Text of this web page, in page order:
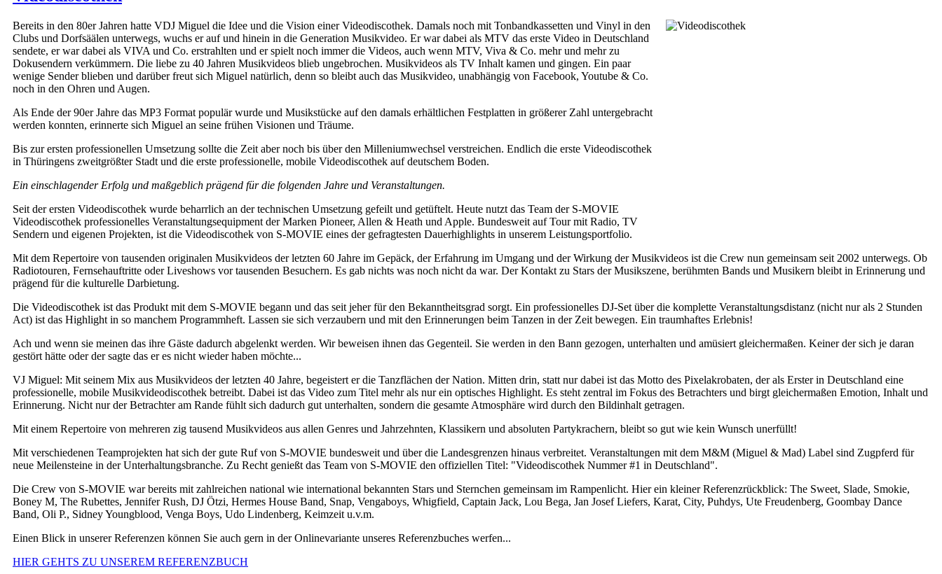
Bereits in den 80er Jahren hatte VDJ Miguel die Idee und die Vision einer Videodiscothek. Damals noch mit Tonbandkassetten und Vinyl in den
Clubs und Dorfsäälen unterwegs, wuchs er auf und hinein in die Generation Musikvideo. Er war dabei als MTV das erste Video in Deutschland
sendete, er war dabei als VIVA und Co. erstrahlten und er spielt noch immer die Videos, auch wenn MTV, Viva & Co. mehr und mehr zu
Dokusendern verkümmern. Die liebe zu 40 Jahren Musikvideos blieb ungebrochen. Musikvideos als TV Inhalt kamen und gingen. Ein paar
wenige Sender blieben und darüber freut sich Miguel natürlich, denn so bleibt auch das Musikvideo, unabhängig von Facebook, Youtube & Co.
noch in den Ohren und Augen.
Als Ende der 90er Jahre das MP3 Format populär wurde und Musikstücke auf den damals erhältlichen Festplatten in größerer Zahl untergebracht
werden konnten, erinnerte sich Miguel an seine frühen Visionen und Träume.
Bis zur ersten professionellen Umsetzung sollte die Zeit aber noch bis über den Milleniumwechsel verstreichen. Endlich die erste Videodiscothek
in Thüringens zweitgrößter Stadt und die erste professionelle, mobile Videodiscothek auf deutschem Boden.
Ein einschlagender Erfolg und maßgeblich prägend für die folgenden Jahre und Veranstaltungen.
Seit der ersten Videodiscothek wurde beharrlich an der technischen Umsetzung gefeilt und getüftelt. Heute nutzt das Team der S-MOVIE
Videodiscothek professionelles Veranstaltungsequipment der Marken Pioneer, Allen & Heath und Apple. Bundesweit auf Tour mit Radio, TV
Sendern und eigenen Projekten, ist die Videodiscothek von S-MOVIE eines der gefragtesten Dauerhighlights in unserem Leistungsportfolio.
Mit dem Repertoire von tausenden originalen Musikvideos der letzten 60 Jahre im Gepäck, der Erfahrung im Umgang und der Wirkung der Musikvideos ist die Crew nun gemeinsam seit 2002 unterwegs. Ob
Radiotouren, Fernsehauftritte oder Liveshows vor tausenden Besuchern. Es gab nichts was noch nicht da war. Der Kontakt zu Stars der Musikszene, berühmten Bands und Musikern bleibt in Erinnerung und
prägend für die kulturelle Darbietung.
Die Videodiscothek ist das Produkt mit dem S-MOVIE begann und das seit jeher für den Bekanntheitsgrad sorgt. Ein professionelles DJ-Set über die komplette Veranstaltungsdistanz (nicht nur als 2 Stunden
Act) ist das Highlight in so manchem Programmheft. Lassen sie sich verzaubern und mit den Erinnerungen beim Tanzen in der Zeit bewegen. Ein traumhaftes Erlebnis!
Ach und wenn sie meinen das ihre Gäste dadurch abgelenkt werden. Wir beweisen ihnen das Gegenteil. Sie werden in den Bann gezogen, unterhalten und amüsiert gleichermaßen. Keiner der sich je daran
gestört hätte oder der sagte das er es nicht wieder haben möchte...
VJ Miguel: Mit seinem Mix aus Musikvideos der letzten 40 Jahre, begeistert er die Tanzflächen der Nation. Mitten drin, statt nur dabei ist das Motto des Pixelakrobaten, der als Erster in Deutschland eine
professionelle, mobile Musikvideodiscothek betreibt. Dabei ist das Video zum Titel mehr als nur ein optisches Highlight. Es steht zentral im Fokus des Betrachters und birgt gleichermaßen Emotion, Inhalt und
Erinnerung. Nicht nur der Betrachter am Rande fühlt sich dadurch gut unterhalten, sondern die gesamte Atmosphäre wird durch den Bildinhalt getragen.
Mit einem Repertoire von mehreren zig tausend Musikvideos aus allen Genres und Jahrzehnten, Klassikern und absoluten Partykrachern, bleibt so gut wie kein Wunsch unerfüllt!
Mit verschiedenen Teamprojekten hat sich der gute Ruf von S-MOVIE bundesweit und über die Landesgrenzen hinaus verbreitet. Veranstaltungen mit dem M&M (Miguel & Mad) Label sind Zugpferd für
neue Meilensteine in der Unterhaltungsbranche. Zu Recht genießt das Team von S-MOVIE den offiziellen Titel: "Videodiscothek Nummer #1 in Deutschland".
Die Crew von S-MOVIE war bereits mit zahlreichen national wie international bekannten Stars und Sternchen gemeinsam im Rampenlicht. Hier ein kleiner Referenzrückblick: The Sweet, Slade, Smokie,
Boney M, The Rubettes, Jennifer Rush, DJ Ötzi, Hermes House Band, Snap, Vengaboys, Whigfield, Captain Jack, Lou Bega, Jan Josef Liefers, Karat, City, Puhdys, Ute Freudenberg, Goombay Dance
Band, Oli P., Sidney Youngblood, Venga Boys, Udo Lindenberg, Keimzeit u.v.m.
Einen Blick in unserer Referenzen können Sie auch gern in der Onlinevariante unseres Referenzbuches werfen...
HIER GEHTS ZU UNSEREM REFERENZBUCH